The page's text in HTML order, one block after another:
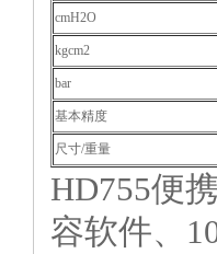
cmH2O
kgcm2
bar
基本精度
尺寸/重量
HD755便
容软件、